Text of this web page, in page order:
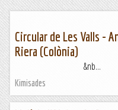
Circular de Les Valls -
Riera (Colònia)
&nb...
Kimisades